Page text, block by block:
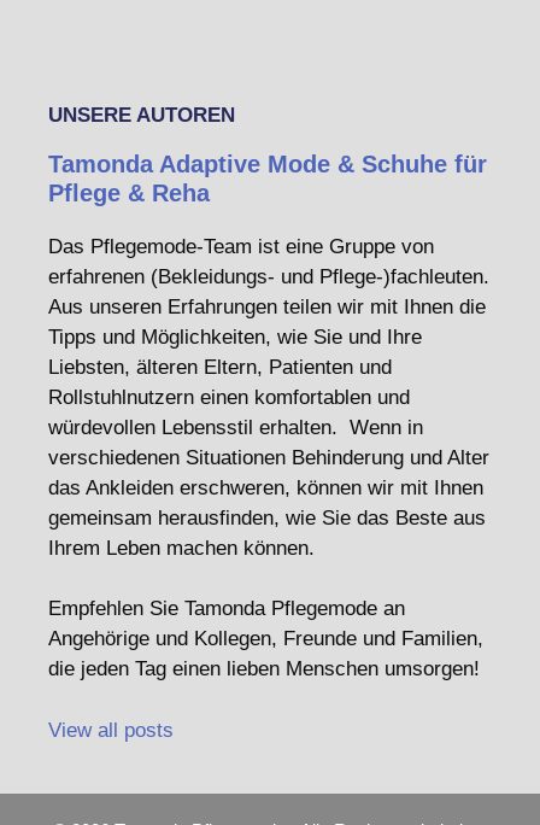
UNSERE AUTOREN
Tamonda Adaptive Mode & Schuhe für
Pflege & Reha
Das Pflegemode-Team ist eine Gruppe von
erfahrenen (Bekleidungs- und Pflege-)fachleuten.
Aus unseren Erfahrungen teilen wir mit Ihnen die
Tipps und Möglichkeiten, wie Sie und Ihre
Liebsten, älteren Eltern, Patienten und
Rollstuhlnutzern einen komfortablen und
würdevollen Lebensstil erhalten. Wenn in
verschiedenen Situationen Behinderung und Alter
das Ankleiden erschweren, können wir mit Ihnen
gemeinsam herausfinden, wie Sie das Beste aus
Ihrem Leben machen können.
Empfehlen Sie Tamonda Pflegemode an
Angehörige und Kollegen, Freunde und Familien,
die jeden Tag einen lieben Menschen umsorgen!
View all posts